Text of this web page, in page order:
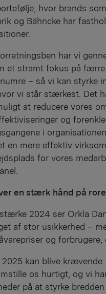
hvor brands
og Bähncke har
har vi
et stramt fokus på
– så vi kan styrke
vi står stærkest. Det
at reducere vores
og forenkle
i
en mere effektiv
for vores
en stærk hånd på
2024 ser Orkla
af stor usikkerhed –
og forbrugere,
2025 kan blive
os hurtigt, og vi
på at styrke